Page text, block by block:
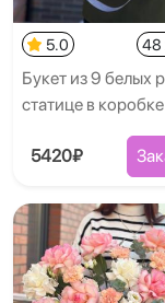
5.0 48
Букет из 9 белых
статице в коробке
5420₽